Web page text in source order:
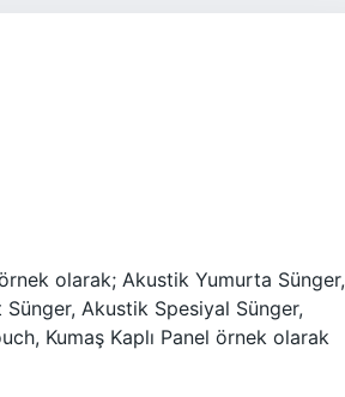
olarak; Akustik Yumurta Sünger,
Akustik Spesiyal Sünger,
Kumaş Kaplı Panel örnek olarak